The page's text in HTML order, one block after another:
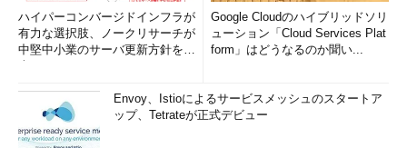
利用ストレージ
Azure Premiumストレー
ジ
ローカルSSDストレー
ジ
7500 IOPS
ファイル当たり 100～
250MB/秒
22MB/秒
仮想コア当たり 24～
ハイパーコンバージドインフラが
有力な選択肢、ノークリサーチが
中堅中小業のサーバ更新方針を調
Google Cloudのハイブリッドソリ
ューション「Cloud Services Plat
form」はどうなるのか聞い...
Envoy、Istioによるサービスメッシュのスタートア
ップ、Tetrateが正式デビュー